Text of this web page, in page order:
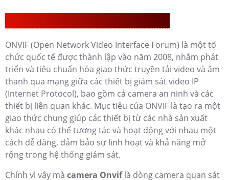
ONVIF (Open Network Video Interface Forum) là một tổ
chức quốc tế được thành lập vào năm 2008, nhằm phát
triển và tiêu chuẩn hóa giao thức truyền tải video và âm
thanh qua mạng giữa các thiết bị giám sát video IP
(Internet Protocol), bao gồm cả camera an ninh và các
thiết bị liên quan khác. Mục tiêu của ONVIF là tạo ra một
giao thức chung giúp các thiết bị từ các nhà sản xuất
khác nhau có thể tương tác và hoạt động với nhau một
cách dễ dàng, đảm bảo sự linh hoạt và khả năng mở
rộng trong hệ thống giám sát.
Chính vì vậy mà camera Onviflà dòng camera quan sát